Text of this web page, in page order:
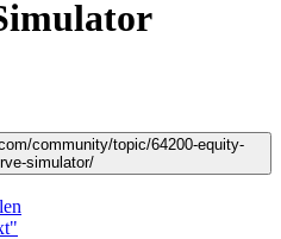
community/topic/64200-equity-
simulator/